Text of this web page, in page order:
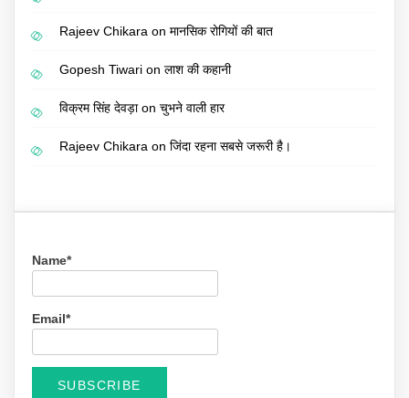
Rajeev Chikara on मानसिक रोगियों की बात
Gopesh Tiwari on लाश की कहानी
विक्रम सिंह देवड़ाon चुभने वाली हार
Rajeev Chikara on जिंदा रहना सबसे जरूरी है।
Name*
Email*